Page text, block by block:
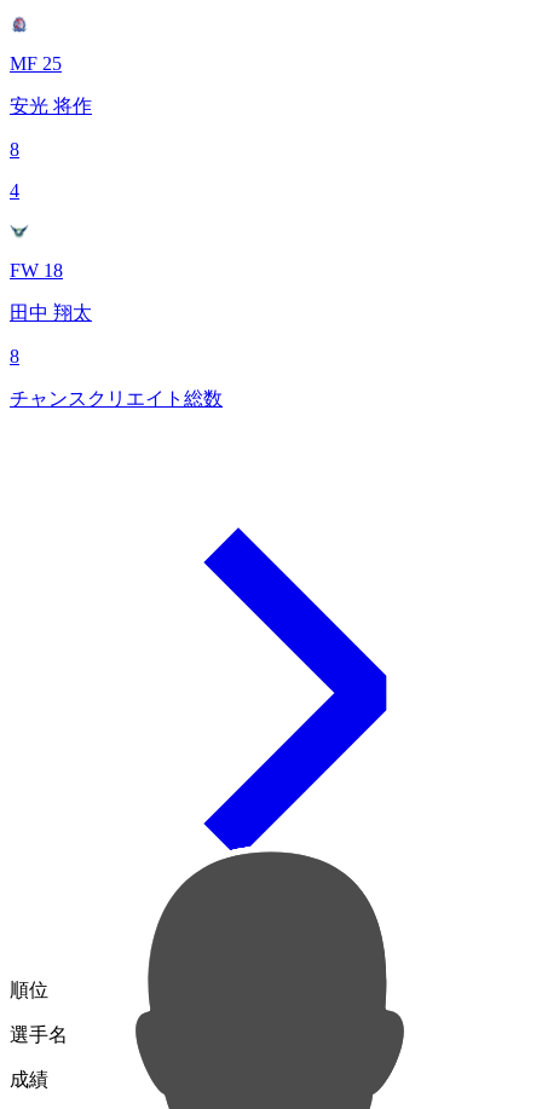
MF 25
安光 将作
8
4
FW 18
田中 翔太
8
チャンスクリエイト総数
順位
選手名
成績